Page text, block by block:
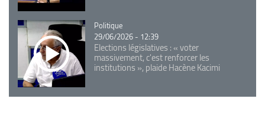
Catégorie
Politique
29/06/2026 - 12:39
Elections législatives : « voter
massivement, c'est renforcer les
institutions », plaide Hacène Kacimi